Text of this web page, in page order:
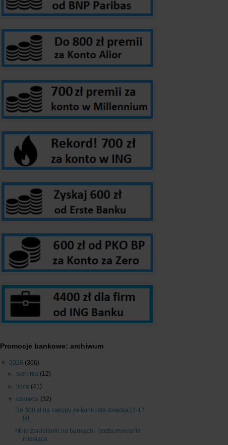
Promocje bankowe: archiwum
▼ 2026 (306)
► sierpnia (12)
►
lipca (41)
▼czerwca (32)
Do 300 zł na zakupy za konto dla dziecka (7-17
lat...
Moje zarabianie na bankach - podsumowanie
miesiąca